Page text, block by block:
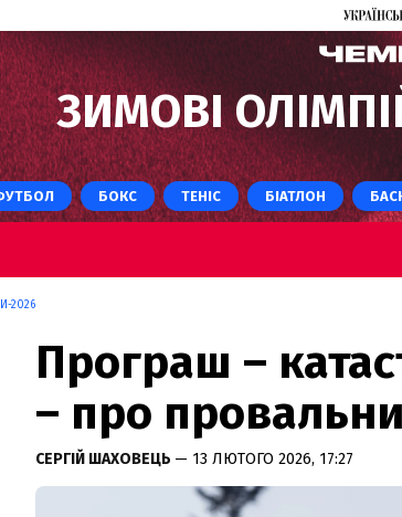
ЗИМОВІ
БОКС ТЕНІС БІАТЛОН
2026
Програш –
– про
СЕРГІЙ ШАХОВЕЦЬ — 13 ЛЮТОГО 2026, 17:27